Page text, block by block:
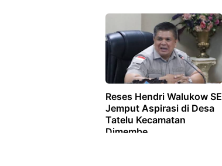
Reses Hendri Walukow SE
Jemput Aspirasi di Desa
Tatelu Kecamatan
Dimembe